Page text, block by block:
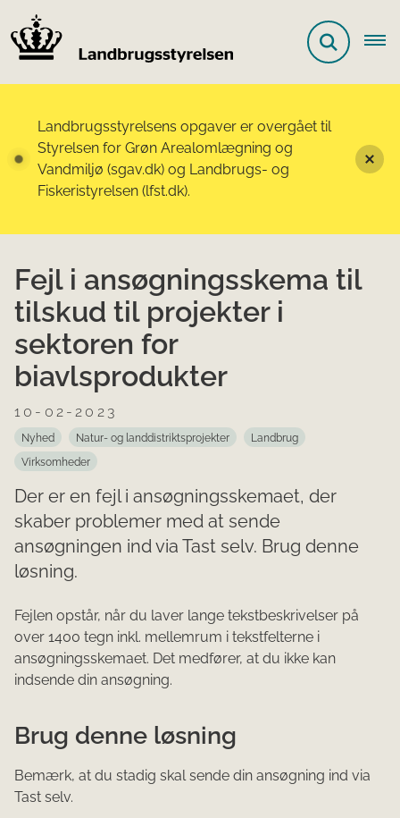
Landbrugsstyrelsens opgaver er overgået til
Styrelsen for Grøn Arealomlægning og
Vandmiljø (sgav.dk) og Landbrugs- og
Fiskeristyrelsen (lfst.dk).
Fejl i ansøgningsskema til
tilskud til projekter i
sektoren for
biavlsprodukter
10-02-2023
Nyhed Natur- og landdistriktsprojekter
Landbrug
Virksomheder
Der er en fejl i ansøgningsskemaet, der
skaber problemer med at sende
ansøgningen ind via Tast selv. Brug denne
løsning.
Fejlen opstår, når du laver lange tekstbeskrivelser på
over 1400 tegn inkl. mellemrum i tekstfelterne i
ansøgningsskemaet. Det medfører, at du ikke kan
indsende din ansøgning.
Brug denne løsning
Bemærk, at du stadig skal sende din ansøgning ind via
Tast selv.